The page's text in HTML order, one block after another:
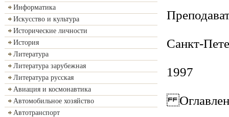
Информатика
Искусство и культура
Исторические личности
История
Литература
Литература зарубежная
Литература русская
Авиация и космонавтика
Автомобильное хозяйство
Автотранспорт
Санкт-
1997